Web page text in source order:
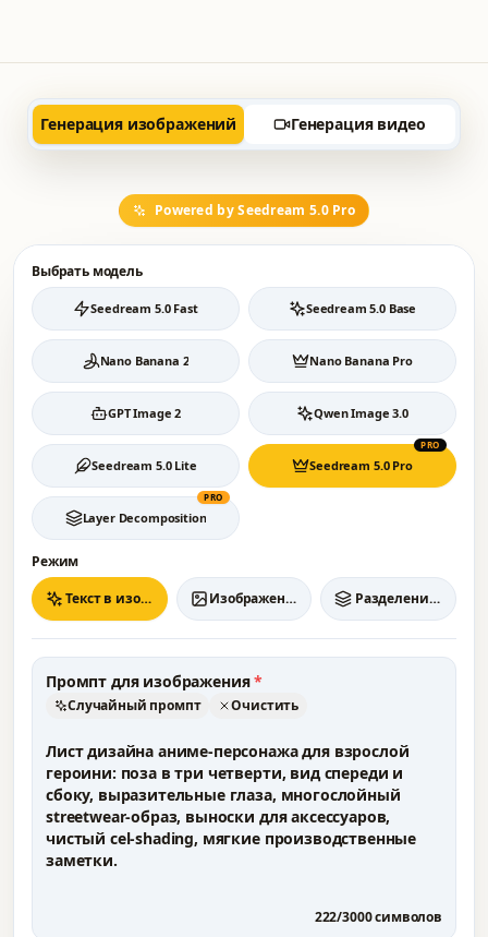
Генерация изображений Генерация видео
Powered by Seedream 5.0 Pro
Выбрать модель
Seedream 5.0 Fast Seedream 5.0 Base
Nano Banana 2 Nano Banana Pro
GPT Image 2 Qwen Image 3.0
Seedream 5.0 Lite Seedream 5.0 Pro
PRO
Layer Decomposition
PRO
Режим
Текст в изображениеИзображение в изображениеРазделение слоёв
Промпт для изображения *
Случайный промпт Очистить
222/3000символов